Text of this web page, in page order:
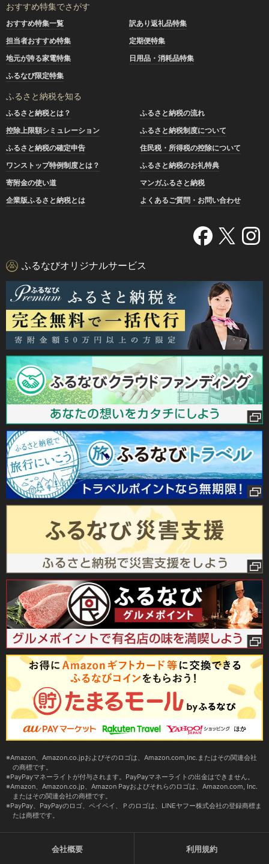
おすすめ特集でさがす
おすすめ特集一覧
訳あり返礼品特集
担当者おすすめ特集
定期便特集
地元が誇る家電特集
日用品・消耗品特集
ふるなび限定特集
ふるさと納税を知る
ふるさと納税とは？
ふるさと納税の流れ
控除上限額シミュレーション
ふるさと納税制度について
ふるさと納税の確定申告
住民税・所得税の控除について
ワンストップ特例制度とは？
ふるさと納税のお礼特典
寄附金の使い道
マンガふるさと納税
企業版ふるさと納税とは
よくあるご質問・お問い合わせ
ふるなびオリジナルサービス
Amazon、Amazon.co.jpおよびそのロゴは、Amazon.com,Inc.またはその関連会社
の商標です。
PayPayマネーライトが付与されます。PayPayマネーライトの出金はできません。
Amazon、Amazon.co.jp、Amazon Payおよびそれらのロゴは、Amazon.com, Inc.
またはその関連会社の商標です。
PayPay、PayPayのロゴ、ペイペイ、Ｐのロゴは、LINEヤフー株式会社の登録商標ま
たは商標です。
会社概要 利用規約